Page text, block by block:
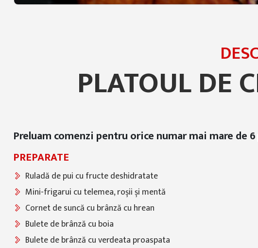
PLATOUL DE
Preluam comenzi pentru orice numar mai mare de
PREPARATE
Ruladă de pui cu fructe deshidratate
Mini-frigarui cu telemea, roșii și mentă
Cornet de suncă cu brânză cu hrean
Bulete de brânză cu boia
Bulete de brânză cu verdeata proaspata